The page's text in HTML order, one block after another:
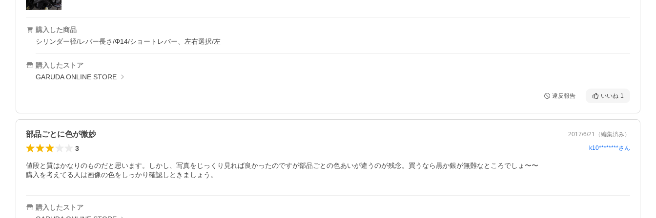
購入した商品
シリンダー径/レバー長さ/Φ14/ショートレバー、左右選択/左
購入したストア
GARUDA ONLINE STORE
違反報告 いいね 1
部品ごとに色が微妙 2017/6/21 （編集済み）
3 k10********さん
値段と質はかなりのものだと思います。しかし、写真をじっくり見れば良かったのですが部品ごとの色あいが違うのが残念。買うなら黒か銀が無難なところでしょ〜〜
購入を考えてる人は画像の色をしっかり確認しときましょう。
購入したストア